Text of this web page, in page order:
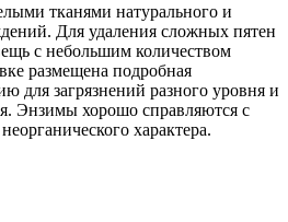
тканями натурального и
Для удаления сложных пятен
с небольшим количеством
размещена подробная
для загрязнений разного уровня и
Энзимы хорошо справляются с
характера.